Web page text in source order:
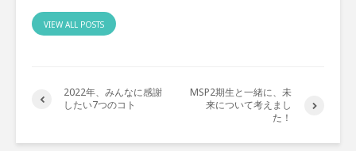
VIEW ALL POSTS
2022年、みんなに感謝
したい7つのコト
MSP2期生と一緒に、未
来について考えまし
た！